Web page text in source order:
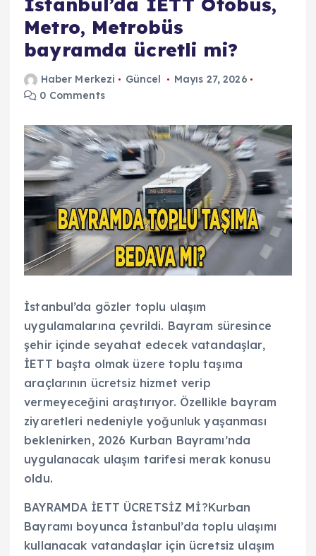
İstanbul’da İETT Otobüs,
Metro, Metrobüs
bayramda ücretli mi?
Haber Merkezi Güncel
Mayıs 27, 2026
0 Comments
İstanbul’da gözler toplu ulaşım
uygulamalarına çevrildi. Bayram süresince
şehir içinde seyahat edecek vatandaşlar,
İETT başta olmak üzere toplu taşıma
araçlarının ücretsiz hizmet verip
vermeyeceğini araştırıyor. Özellikle bayram
ziyaretleri nedeniyle yoğunluk yaşanması
beklenirken, 2026 Kurban Bayramı’nda
uygulanacak ulaşım tarifesi merak konusu
oldu.
BAYRAMDA İETT ÜCRETSİZ Mİ?Kurban
Bayramı boyunca İstanbul’da toplu ulaşımı
kullanacak vatandaşlar için ücretsiz ulaşım